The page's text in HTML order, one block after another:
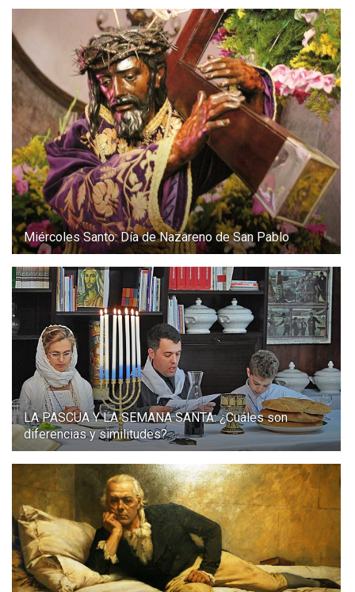
Miércoles Santo: Día de Nazareno de San Pablo
LA PASCUA Y LA SEMANA SANTA: ¿Cuáles son
diferencias y similitudes?